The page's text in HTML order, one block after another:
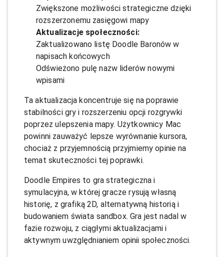
Zwiększone możliwości strategiczne dzięki
rozszerzonemu zasięgowi mapy
Aktualizacje społeczności:
Zaktualizowano listę Doodle Baronów w
napisach końcowych
Odświeżono pulę nazw liderów nowymi
wpisami
Ta aktualizacja koncentruje się na poprawie
stabilności gry i rozszerzeniu opcji rozgrywki
poprzez ulepszenia mapy. Użytkownicy Mac
powinni zauważyć lepsze wyrównanie kursora,
chociaż z przyjemnością przyjmiemy opinie na
temat skuteczności tej poprawki.
Doodle Empires to gra strategiczna i
symulacyjna, w której gracze rysują własną
historię, z grafiką 2D, alternatywną historią i
budowaniem świata sandbox. Gra jest nadal w
fazie rozwoju, z ciągłymi aktualizacjami i
aktywnym uwzględnianiem opinii społeczności.